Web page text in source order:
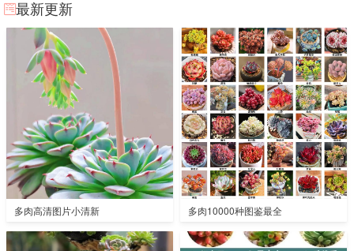
最新更新
多肉高清图片小清新 多肉10000种图鉴最全